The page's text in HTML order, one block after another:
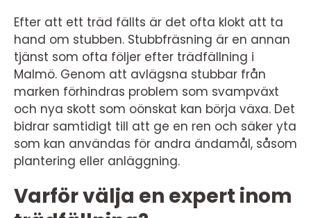
Efter att ett träd fällts är det ofta klokt att ta
hand om stubben. Stubbfräsning är en annan
tjänst som ofta följer efter trädfällning i
Malmö. Genom att avlägsna stubbar från
marken förhindras problem som svampväxt
och nya skott som oönskat kan börja växa. Det
bidrar samtidigt till att ge en ren och säker yta
som kan användas för andra ändamål, såsom
plantering eller anläggning.
Varför välja en expert inom